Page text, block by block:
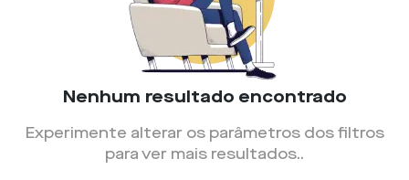
Nenhum resultado encontrado
Experimente alterar os parâmetros dos filtros
para ver mais resultados..